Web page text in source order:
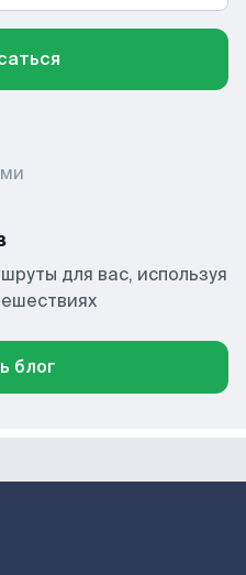
для вас, используя
блог